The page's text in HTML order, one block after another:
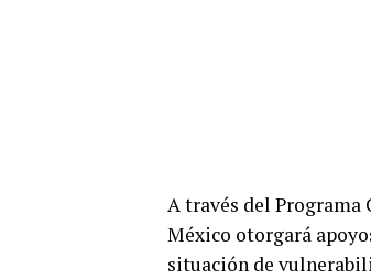
A través del Programa
México otorgará
situación de